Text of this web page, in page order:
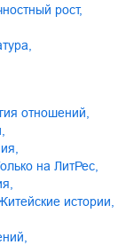
рост,
отношений
только на ЛитРес
Житейские истории